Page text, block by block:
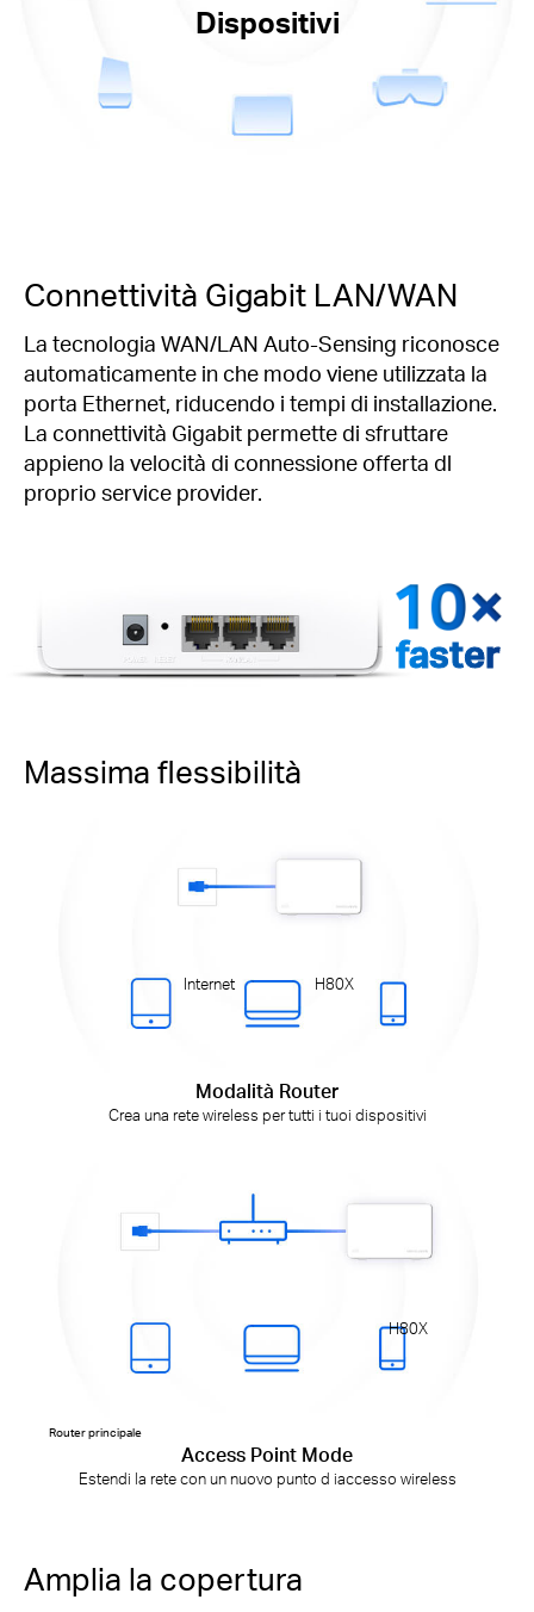
Dispositivi
Connettività Gigabit LAN/WAN
La tecnologia WAN/LAN Auto-Sensing riconosce
automaticamente in che modo viene utilizzata la
porta Ethernet, riducendo i tempi di installazione.
La connettività Gigabit permette di sfruttare
appieno la velocità di connessione offerta dl
proprio service provider.
faster
Massima flessibilità
Internet H80X
Modalità Router
Crea una rete wireless per tutti i tuoi dispositivi
Router principale
H80X
Access Point Mode
Estendi la rete con un nuovo punto d iaccesso wireless
Amplia la copertura